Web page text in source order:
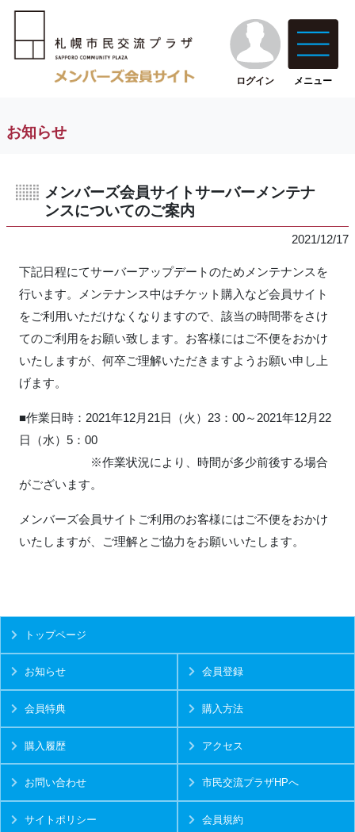
ログイン メニュー
お知らせ
メンバーズ会員サイトサーバーメンテナ
ンスについてのご案内
2021/12/17
下記日程にてサーバーアップデートのためメンテナンスを
行います。メンテナンス中はチケット購入など会員サイト
をご利用いただけなくなりますので、該当の時間帯をさけ
てのご利用をお願い致します。お客様にはご不便をおかけ
いたしますが、何卒ご理解いただきますようお願い申し上
げます。
■作業日時：2021年12月21日（火）23：00～2021年12月22
日（水）5：00
※作業状況により、時間が多少前後する場合
がございます。
メンバーズ会員サイトご利用のお客様にはご不便をおかけ
いたしますが、ご理解とご協力をお願いいたします。
トップページ
お知らせ 会員登録
会員特典 購入方法
購入履歴 アクセス
お問い合わせ 市民交流プラザHPへ
サイトポリシー 会員規約